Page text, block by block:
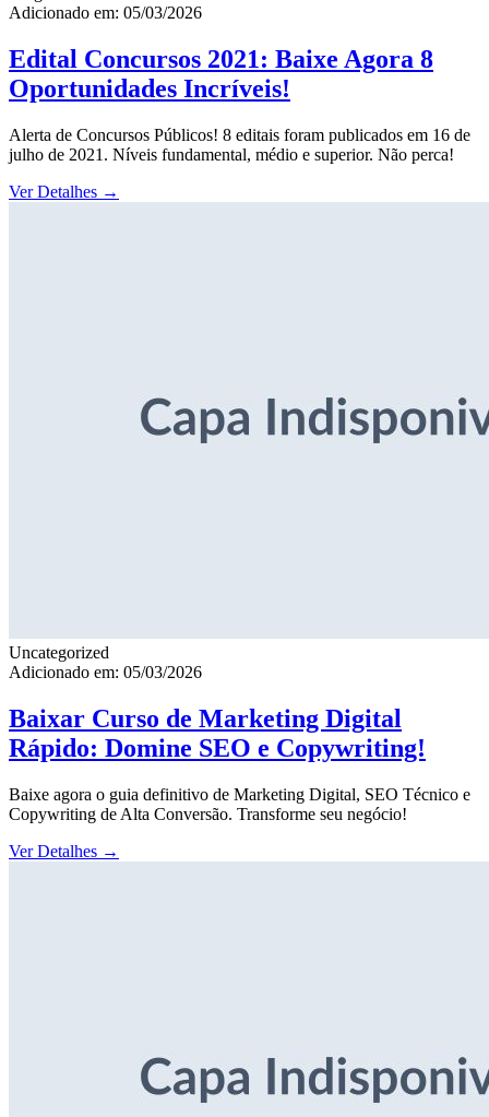
Adicionado em: 05/03/2026
Edital Concursos 2021: Baixe Agora 8
Oportunidades Incríveis!
Alerta de Concursos Públicos! 8 editais foram publicados em 16 de
julho de 2021. Níveis fundamental, médio e superior. Não perca!
Ver Detalhes →
Uncategorized
Adicionado em: 05/03/2026
Baixar Curso de Marketing Digital
Rápido: Domine SEO e Copywriting!
Baixe agora o guia definitivo de Marketing Digital, SEO Técnico e
Copywriting de Alta Conversão. Transforme seu negócio!
Ver Detalhes →